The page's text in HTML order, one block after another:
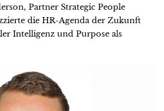
Partner Strategic People
die HR-Agenda der Zukunft
Intelligenz und Purpose als